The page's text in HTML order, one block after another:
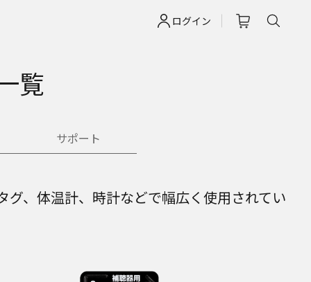
ログイン
覧
サポート
、体温計、時計などで幅広く使用されてい